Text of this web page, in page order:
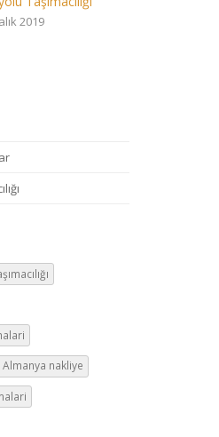
2019
Almanya nakliye